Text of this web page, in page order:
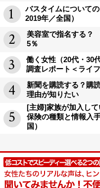
バスタイムについて
2019年／全国）
美容室で指名する？
5％
働く女性（20代・30
調査レポート＜ライ
新聞を購読する？購
理由が知りたい
[主婦]家族が加入し
保険の種類と情報入
国）